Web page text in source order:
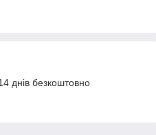
днів безкоштовно